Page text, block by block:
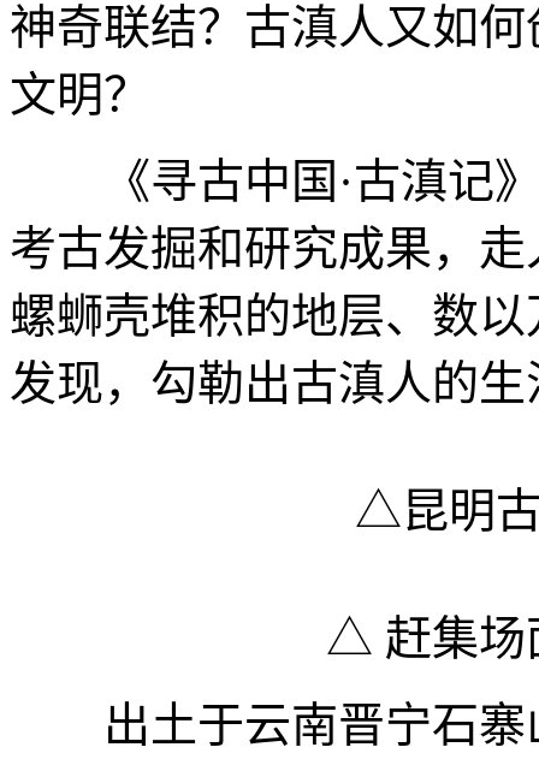
神奇联结？古滇人又如
文明？
《寻古中国·古滇记》
考古发掘和研究成果，
螺蛳壳堆积的地层、数
发现，勾勒出古滇人的
△昆明
△ 赶集场
出土于云南晋宁石寨